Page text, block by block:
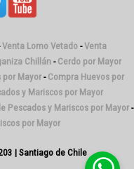
Venta Lomo Vetado-Venta
Chillán - Cerdo por Mayor
por Mayor - Compra Huevos por
y Mariscos por Mayor
Pescados y Mariscos por Mayor-
por Mayor
| Santiago de Chile